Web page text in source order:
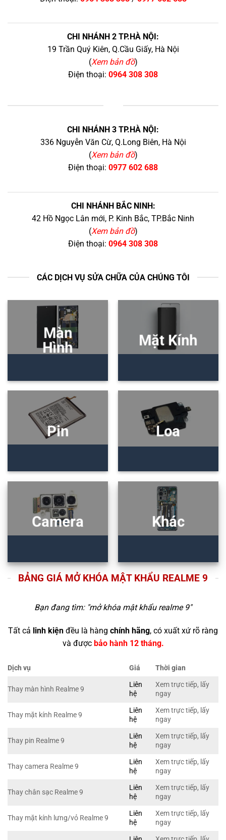
CHI NHÁNH 2 TP.HÀ NỘI:
19 Trần Quý Kiên, Q.Cầu Giấy, Hà Nội
(Xem bản đồ)
Điện thoại: 0964 308 308
CHI NHÁNH 3 TP.HÀ NỘI:
336 Nguyễn Văn Cừ, Q.Long Biên, Hà Nội
(Xem bản đồ)
Điện thoại: 0977 602 688
CHI NHÁNH BẮC NINH:
42 Hồ Ngọc Lân mới, P. Kinh Bắc, TP.Bắc Ninh
(Xem bản đồ)
Điện thoại: 0964 308 308
CÁC DỊCH VỤ SỬA CHỮA CỦA CHÚNG TÔI
Màn
Hình
Mặt Kính
Pin Loa
Camera Khác
BẢNG GIÁ MỞ KHÓA MẬT KHẨU REALME 9
Bạn đang tìm: "mở khóa mật khẩu realme 9"
Tất cả linh kiện đều là hàng chính hãng, có xuất xứ rõ ràng
và được bảo hành 12 tháng.
Dịch vụ Giá Thời gian
Thay màn hình Realme 9
Liên
hệ
Xem trực tiếp, lấy
ngay
Thay mặt kính Realme 9
Liên
hệ
Xem trực tiếp, lấy
ngay
Thay pin Realme 9
Liên
hệ
Xem trực tiếp, lấy
ngay
Thay camera Realme 9
Liên
hệ
Xem trực tiếp, lấy
ngay
Thay chân sạc Realme 9
Liên
hệ
Xem trực tiếp, lấy
ngay
Thay mặt kính lưng/vỏ Realme 9
Liên
hệ
Xem trực tiếp, lấy
ngay